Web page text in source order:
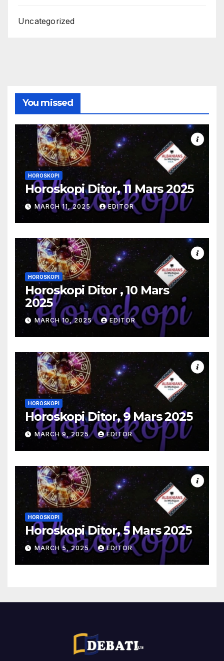
Uncategorized
You missed
HOROSKOPI
Horoskopi Ditor, 11 Mars 2025
MARCH 11, 2025 EDITOR
HOROSKOPI
Horoskopi Ditor , 10 Mars
2025
MARCH 10, 2025 EDITOR
HOROSKOPI
Horoskopi Ditor, 9 Mars 2025
MARCH 9, 2025 EDITOR
HOROSKOPI
Horoskopi Ditor, 5 Mars 2025
MARCH 5, 2025 EDITOR